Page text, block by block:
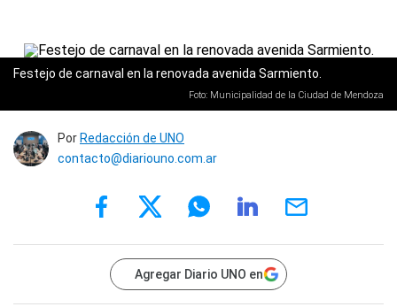
Festejo de carnaval en la renovada avenida Sarmiento.
Foto: Municipalidad de la Ciudad de Mendoza
Por Redacción de UNO
contacto@diariouno.com.ar
Agregar Diario UNO en